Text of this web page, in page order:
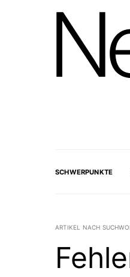
SCHWERPUNKTE
ARTIKEL NACH